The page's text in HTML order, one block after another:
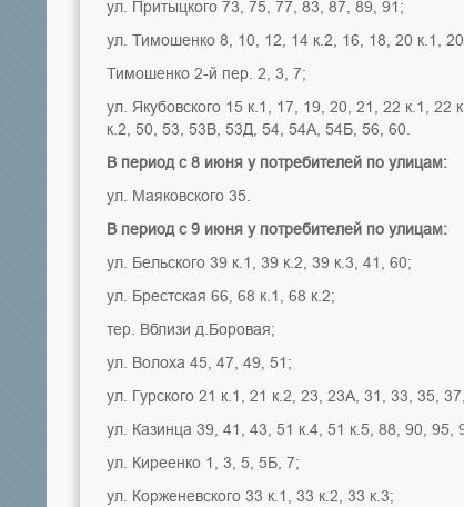
ул. Притыцкого 73, 75, 77, 83, 87, 89, 91;
ул. Тимошенко 8, 10, 12, 14 к.2, 16, 18, 20 к.1,
Тимошенко 2-й пер. 2, 3, 7;
ул. Якубовского 15 к.1, 17, 19, 20, 21, 22 к.1,
к.2, 50, 53, 53В, 53Д, 54, 54А, 54Б, 56, 60.
В период с 8 июня у потребителей по улицам:
ул. Маяковского 35.
В период с 9 июня у потребителей по улицам:
ул. Бельского 39 к.1, 39 к.2, 39 к.3, 41, 60;
ул. Брестская 66, 68 к.1, 68 к.2;
тер. Вблизи д.Боровая;
ул. Волоха 45, 47, 49, 51;
ул. Гурского 21 к.1, 21 к.2, 23, 23А, 31, 33, 35,
ул. Казинца 39, 41, 43, 51 к.4, 51 к.5, 88, 90, 95,
ул. Киреенко 1, 3, 5, 5Б, 7;
ул. Корженевского 33 к.1, 33 к.2, 33 к.3;